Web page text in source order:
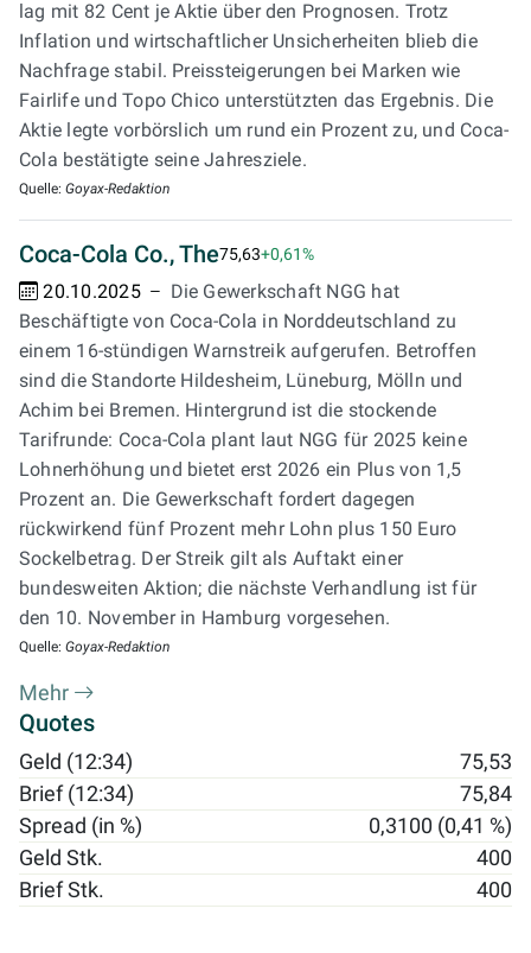
lag mit 82 Cent je Aktie über den Prognosen. Trotz
Inflation und wirtschaftlicher Unsicherheiten blieb die
Nachfrage stabil. Preissteigerungen bei Marken wie
Fairlife und Topo Chico unterstützten das Ergebnis. Die
Aktie legte vorbörslich um rund ein Prozent zu, und Coca-
Cola bestätigte seine Jahresziele.
Quelle: Goyax-Redaktion
Coca-Cola Co., The75,63+0,61%
20.10.2025
Die Gewerkschaft NGG hat
Beschäftigte von Coca-Cola in Norddeutschland zu
einem 16-stündigen Warnstreik aufgerufen. Betroffen
sind die Standorte Hildesheim, Lüneburg, Mölln und
Achim bei Bremen. Hintergrund ist die stockende
Tarifrunde: Coca-Cola plant laut NGG für 2025 keine
Lohnerhöhung und bietet erst 2026 ein Plus von 1,5
Prozent an. Die Gewerkschaft fordert dagegen
rückwirkend fünf Prozent mehr Lohn plus 150 Euro
Sockelbetrag. Der Streik gilt als Auftakt einer
bundesweiten Aktion; die nächste Verhandlung ist für
den 10. November in Hamburg vorgesehen.
Quelle: Goyax-Redaktion
Mehr
Quotes
Geld (12:34)
75,53
Brief (12:34)
75,84
Spread (in %)
0,3100 (0,41 %)
Geld Stk.
400
Brief Stk.
400